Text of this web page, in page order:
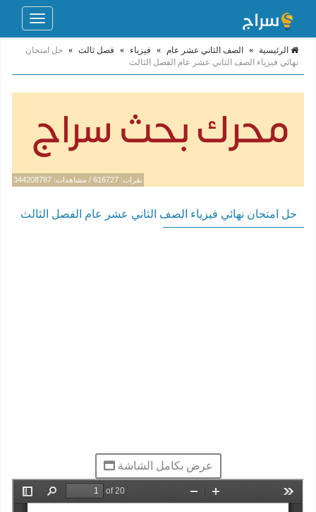
Toggle
الرئيسية » الصف الثاني عشر عام » فيزياء » فصل ثالث » حل امتحان
نهائي فيزياء الصف الثاني عشر عام الفصل الثالث
نقرات: 616727 / مشاهدات: 344208787
حل امتحان نهائي فيزياء الصف الثاني عشر عام الفصل الثالث
عرض بكامل الشاشة